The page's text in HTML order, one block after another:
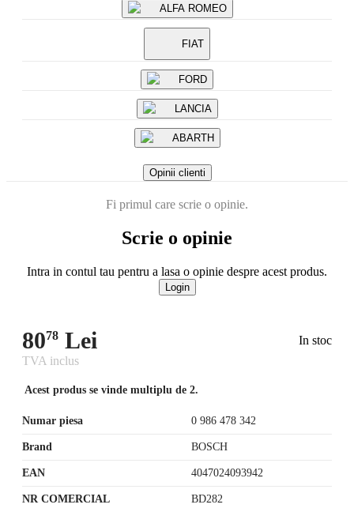
ALFA ROMEO
FIAT
FORD
LANCIA
ABARTH
Scrie o opinie
Login
80 Lei
TVA inclus